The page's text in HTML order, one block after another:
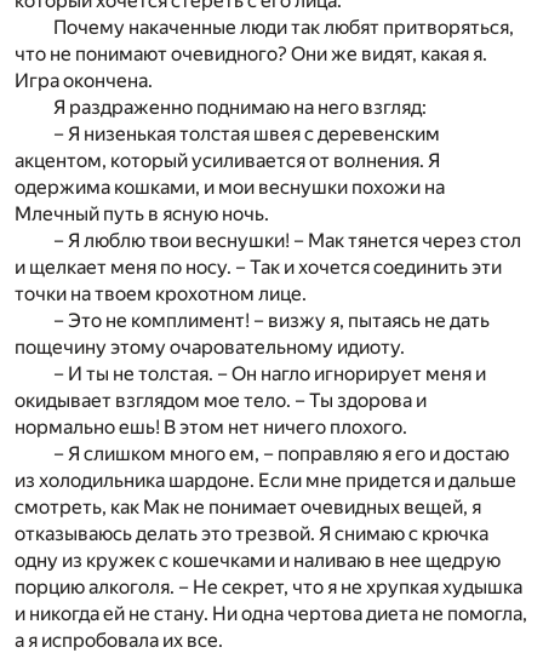
Почему накаченные люди так любят притворяться,
что не понимают очевидного? Они же видят, какая я.
Игра окончена.
Я раздраженно поднимаю на него взгляд:
– Я низенькая толстая швея с деревенским
акцентом, который усиливается от волнения. Я
одержима кошками, и мои веснушки похожи на
Млечный путь в ясную ночь.
– Я люблю твои веснушки! – Мак тянется через стол
и щелкает меня по носу. – Так и хочется соединить эти
точки на твоем крохотном лице.
– Это не комплимент! – визжу я, пытаясь не дать
пощечину этому очаровательному идиоту.
– И ты не толстая. – Он нагло игнорирует меня и
окидывает взглядом мое тело. – Ты здорова и
нормально ешь! В этом нет ничего плохого.
– Я слишком много ем, – поправляю я его и достаю
из холодильника шардоне. Если мне придется и дальше
смотреть, как Мак не понимает очевидных вещей, я
отказываюсь делать это трезвой. Я снимаю с крючка
одну из кружек с кошечками и наливаю в нее щедрую
порцию алкоголя. – Не секрет, что я не хрупкая худышка
и никогда ей не стану. Ни одна чертова диета не помогла,
а я испробовала их все.